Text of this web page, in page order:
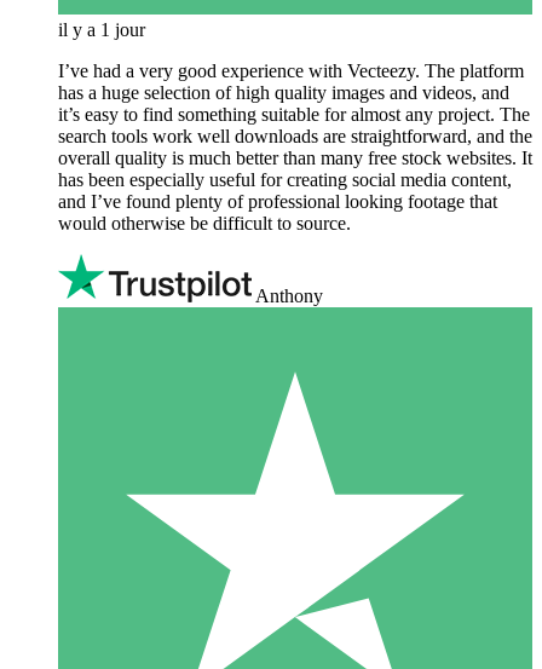
il y a 1 jour
I’ve had a very good experience with Vecteezy. The platform
has a huge selection of high quality images and videos, and
it’s easy to find something suitable for almost any project. The
search tools work well downloads are straightforward, and the
overall quality is much better than many free stock websites. It
has been especially useful for creating social media content,
and I’ve found plenty of professional looking footage that
would otherwise be difficult to source.
Anthony